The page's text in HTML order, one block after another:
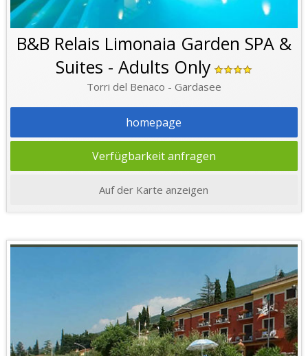
B&B Relais Limonaia Garden SPA &
Suites - Adults Only
Torri del Benaco - Gardasee
homepage
Verfügbarkeit anfragen
Auf der Karte anzeigen